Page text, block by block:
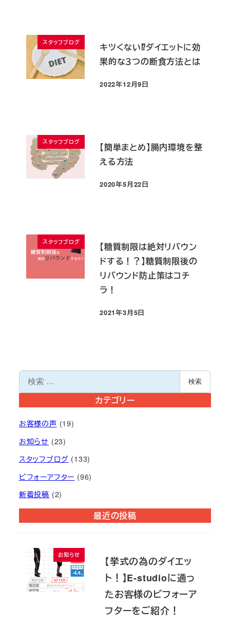
スタッフブログ
キツくない⁉ダイエットに効
果的な３つの断食方法とは
投稿日
2022年12月9日
スタッフブログ
【簡単まとめ】腸内環境を整
える方法
投稿日
2020年5月22日
スタッフブログ
【糖質制限は絶対リバウン
ドする！？】糖質制限後の
リバウンド防止策はコチ
ラ！
投稿日
2021年3月5日
検
索
検索
カテゴリー
お客様の声 (19)
お知らせ (23)
スタッフブログ (133)
ビフォーアフター (96)
新着投稿 (2)
最近の投稿
お知らせ
【挙式の為のダイエッ
ト！】E-studioに通っ
たお客様のビフォーア
フターをご紹介！